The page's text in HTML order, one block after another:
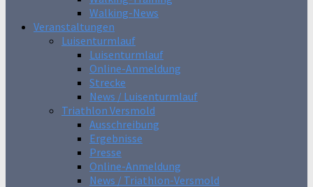
Walking-News
Veranstaltungen
Luisenturmlauf
Luisenturmlauf
Online-Anmeldung
Strecke
News / Luisenturmlauf
Triathlon Versmold
Ausschreibung
Ergebnisse
Presse
Online-Anmeldung
News / Triathlon-Versmold